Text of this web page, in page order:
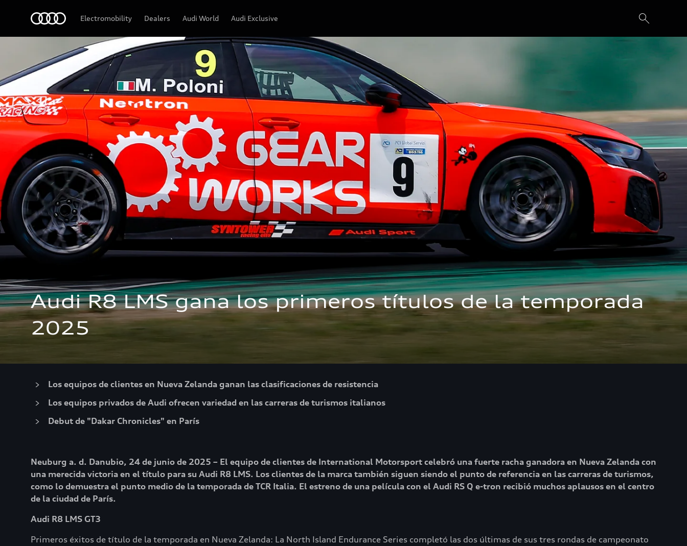
Electromobility Dealers Audi World Audi Exclusive
Audi R8 LMS gana los primeros títulos de la temporada
2025
Los equipos de clientes en Nueva Zelanda ganan las clasificaciones de resistencia
Los equipos privados de Audi ofrecen variedad en las carreras de turismos italianos
Debut de "Dakar Chronicles" en París
Neuburg a. d. Danubio, 24 de junio de 2025 – El equipo de clientes de International Motorsport celebró una fuerte racha ganadora en Nueva Zelanda con
una merecida victoria en el título para su Audi R8 LMS. Los clientes de la marca también siguen siendo el punto de referencia en las carreras de turismos,
como lo demuestra el punto medio de la temporada de TCR Italia. El estreno de una película con el Audi RS Q e-tron recibió muchos aplausos en el centro
de la ciudad de París.
Audi R8 LMS GT3
Primeros éxitos de título de la temporada en Nueva Zelanda: La North Island Endurance Series completó las dos últimas de sus tres rondas de campeonato